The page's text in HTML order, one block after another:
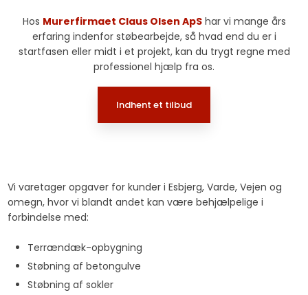
Hos Murerfirmaet Claus Olsen ApShar vi mange års
erfaring indenfor støbearbejde, så hvad end du er i
startfasen eller midt i et projekt, kan du trygt regne med
professionel hjælp fra os.​
Indhent et tilbud​
Vi varetager opgaver for kunder i Esbjerg, Varde, Vejen og
omegn, hvor vi blandt andet kan være behjælpelige i
forbindelse med:
Terrændæk-opbygning
Støbning af betongulve
Støbning af sokler